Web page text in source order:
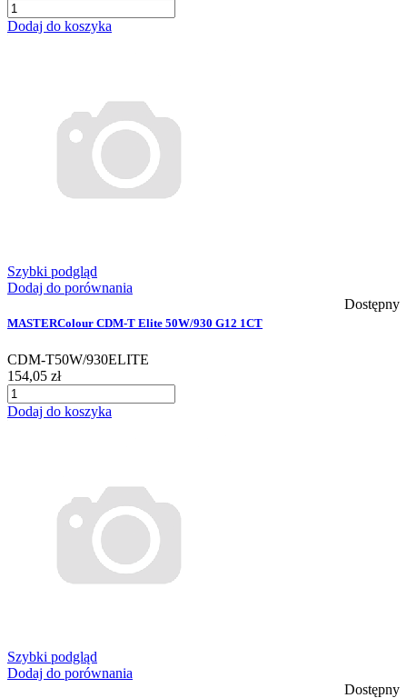
Dodaj do koszyka
Szybki podgląd
Dodaj do porównania
Dostępny
MASTERColour CDM-T Elite 50W/930 G12 1CT
CDM-T50W/930ELITE
154,05 zł
Dodaj do koszyka
Szybki podgląd
Dodaj do porównania
Dostępny